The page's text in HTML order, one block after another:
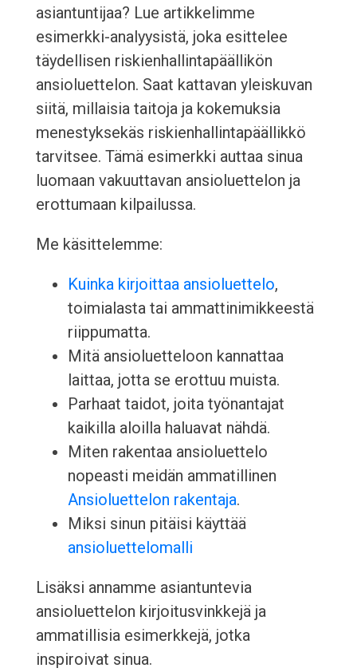
asiantuntijaa? Lue artikkelimme
esimerkki-analyysistä, joka esittelee
täydellisen riskienhallintapäällikön
ansioluettelon. Saat kattavan yleiskuvan
siitä, millaisia taitoja ja kokemuksia
menestyksekäs riskienhallintapäällikkö
tarvitsee. Tämä esimerkki auttaa sinua
luomaan vakuuttavan ansioluettelon ja
erottumaan kilpailussa.
Me käsittelemme:
Kuinka kirjoittaa ansioluettelo,
toimialasta tai ammattinimikkeestä
riippumatta.
Mitä ansioluetteloon kannattaa
laittaa, jotta se erottuu muista.
Parhaat taidot, joita työnantajat
kaikilla aloilla haluavat nähdä.
Miten rakentaa ansioluettelo
nopeasti meidän ammatillinen
Ansioluettelon rakentaja.
Miksi sinun pitäisi käyttää
ansioluettelomalli
Lisäksi annamme asiantuntevia
ansioluettelon kirjoitusvinkkejä ja
ammatillisia esimerkkejä, jotka
inspiroivat sinua.